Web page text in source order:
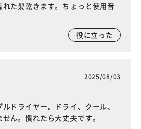
れた髪乾きます。ちょっと使用音
役に立った
2025/08/03
ドライヤー。ドライ、クール、
ん。慣れたら大丈夫です。